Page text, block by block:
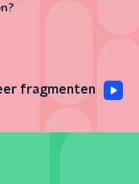
fragmenten